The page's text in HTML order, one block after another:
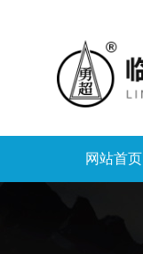
网站首页